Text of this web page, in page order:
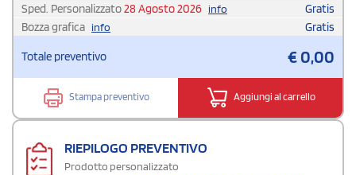
Sped. Personalizzato28 Agosto 2026 info
Gratis
Bozza grafica info Gratis
Totale preventivo €0,00
Stampa preventivo Aggiungi al carrello
RIEPILOGO PREVENTIVO
Prodotto personalizzato